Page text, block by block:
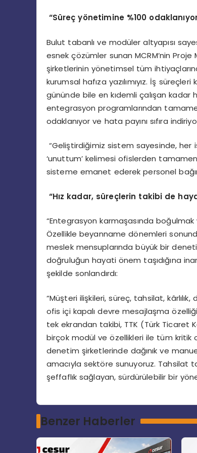
“Surec ̧yonetimine %100 odaklanı
Bulut tabanlı ve modüler altyapısı
esnek çözümler sunan MCRM’nin
şirketlerinin yönetimsel tüm
kurumsal hafıza yazılımıyız. İş
gününde bile en kıdemli çalışan
entegrasyon programlarından
odaklanıyor ve hata payını sıfıra
“Geliştirdiğimiz sistem sayesinde, her
‘unuttum’ kelimesi ofislerden
sisteme emanet ederek personel
“Hız kadar, süreçlerin takibi de
“Entegrasyon karmaşasında
Özellikle beyanname dönemleri
meslek mensuplarında büyük bir
doğruluğun hayati önem taşıdığına
şekilde sonlandırdı:
“Müşteri ilişkileri, süreç, tahsilat,
ofis içi kapalı devre mesajlaşma
tek ekrandan takibi, TTK (Türk Ticaret
birçok modül ve özellikleri ile tüm kritik
denetim şirketlerinde dağınık ve
amacıyla sektöre sunuyoruz. Tahsilat
şeffaflık sağlayan, sürdürülebilir bir
Benzer Haberler